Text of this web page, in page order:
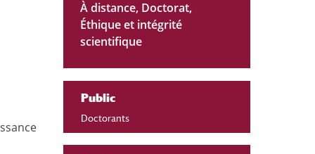
À distance, Doctorat,
Éthique et intégrité
scientifique
Public
Doctorants